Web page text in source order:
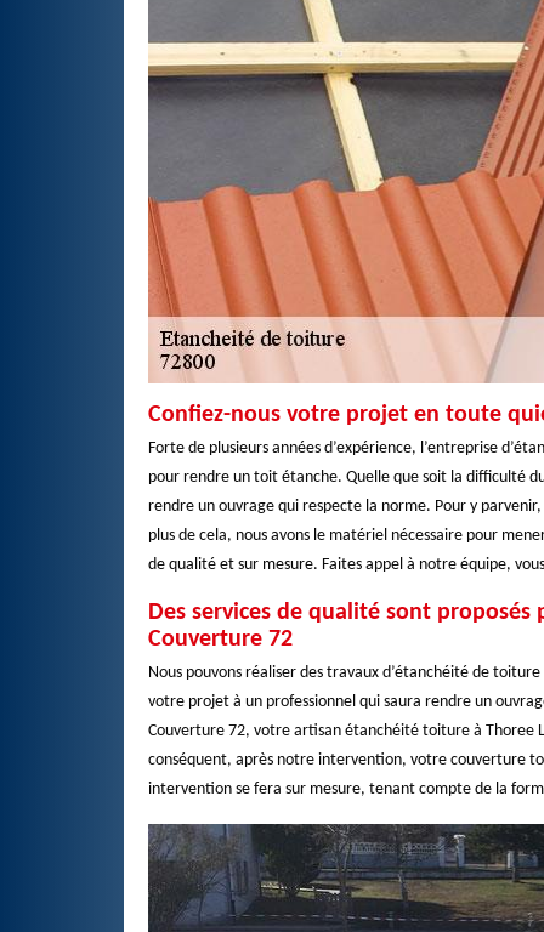
Confiez-nous votre projet en toute
Forte de plusieurs années d’expérience, l’entreprise
pour rendre un toit étanche. Quelle que soit la difficulté
rendre un ouvrage qui respecte la norme. Pour y
plus de cela, nous avons le matériel nécessaire pour
de qualité et sur mesure. Faites appel à notre équipe,
Des services de qualité sont
Couverture 72
Nous pouvons réaliser des travaux d’étanchéité de
votre projet à un professionnel qui saura rendre un
Couverture 72, votre artisan étanchéité toiture à Thoree
conséquent, après notre intervention, votre couverture
intervention se fera sur mesure, tenant compte de la